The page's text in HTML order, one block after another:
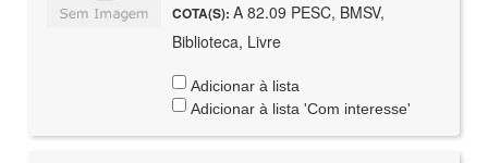
COTA(S): A 82.09 PESC, BMSV,
Biblioteca, Livre
Adicionar à lista
Adicionar à lista 'Com interesse'